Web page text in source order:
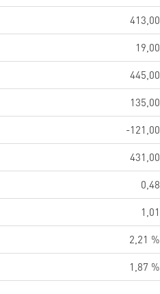
413,00
19,00
445,00
135,00
-121,00
431,00
0,48
1,01
2,21 %
1,87 %